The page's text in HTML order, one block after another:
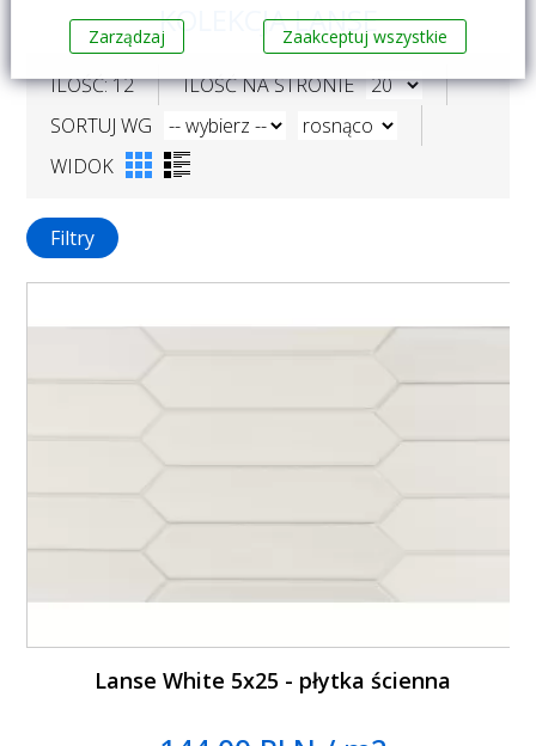
KOLEKCJA LANSE
ILOŚĆ: 12
ILOŚĆ NA STRONIE
SORTUJ WG
WIDOK
Filtry
Lanse White 5x25 - płytka ścienna
Zarządzaj Zaakceptuj wszystkie